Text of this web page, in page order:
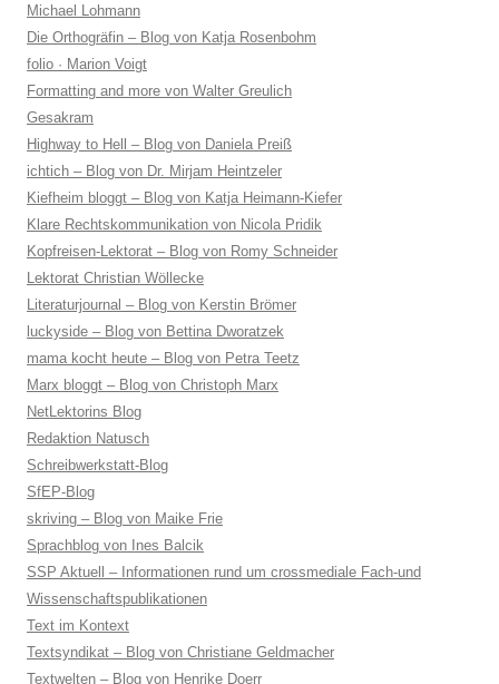
Michael Lohmann
Die Orthogräfin – Blog von Katja Rosenbohm
folio · Marion Voigt
Formatting and more von Walter Greulich
Gesakram
Highway to Hell – Blog von Daniela Preiß
ichtich – Blog von Dr. Mirjam Heintzeler
Kiefheim bloggt – Blog von Katja Heimann-Kiefer
Klare Rechtskommunikation von Nicola Pridik
Kopfreisen-Lektorat – Blog von Romy Schneider
Lektorat Christian Wöllecke
Literaturjournal – Blog von Kerstin Brömer
luckyside – Blog von Bettina Dworatzek
mama kocht heute – Blog von Petra Teetz
Marx bloggt – Blog von Christoph Marx
NetLektorins Blog
Redaktion Natusch
Schreibwerkstatt-Blog
SfEP-Blog
skriving – Blog von Maike Frie
Sprachblog von Ines Balcik
SSP Aktuell – Informationen rund um crossmediale Fach-und
Wissenschaftspublikationen
Text im Kontext
Textsyndikat – Blog von Christiane Geldmacher
Textwelten – Blog von Henrike Doerr